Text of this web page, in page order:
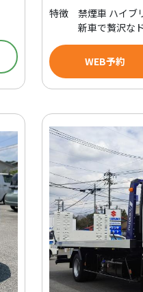
特徴
禁煙車 ハイブ
新車で贅沢な
WEB予約